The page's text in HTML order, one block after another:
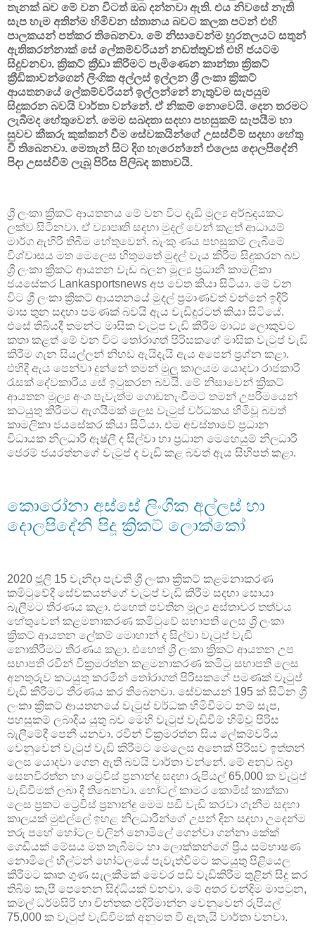
තැනක් බව මේ වන විටත් ඔබ දන්නවා ඇති. එය නිවසේ නැති
සැප හැම අතින්ම හිමිවන ස්තානය බවට කලක පටන් එහි
පාලකයන් පත්කර තිබෙනවා. මේ නිසාවෙන්ම හුරතලයට සතුන්
ඇතිකරන්නාක් සේ ලේකම්වරියන් නඩත්තුවත් එහි ජයටම
සිදුවනවා. ක්‍රිකට් ක්‍රීඩා කිරීමට පැමිණෙන කාන්තා ක්‍රිකට්
ක්‍රීඩිකාවන්ගෙන් ලිංගික අල්ලස් ඉල්ලන ශ්‍රී ලංකා ක්‍රිකට්
ආයතනයේ ලේකම්වරියන් ඉල්ලන්නේ නැතුවම සැපයුම
සිදුකරන බවයි වාර්තා වන්නේ. ඒ නිකම් නොවෙයි. දෙන තරමට
ලැබීමද හේතුවෙන්. මෙම සබදතා සදහා පහසුකම් සැපයීම හා
සුවච කීකරු කුක්කන් වීම සේවකයින්ගේ උසස්වීම් සදහා හේතු
වී තිබෙනවා. මෙතැන් සිට දිග හැරෙන්නේ එලෙස දොලපිදේනි
පිදා උසස්වීම් ලැබූ පිරිස පිලිබද කතාවයි.
ශ්‍රී ලංකා ක්‍රිකට් ආයතනය මේ වන විට දැඩි මූල්‍ය අර්බුදයකට
ලක්ව සිටිනවා. ඒ ව්‍යාපෘති සදහා මුදල් වෙන් කළත් ආධායම්
මාර්ග ඇහිරී තිබීම හේතුවෙන්. බැංකු ණය පහසුකම් ලැබීමේ
විශ්වාසය මත මෙලෙස හිතුමතේ මුදල් වැය කිරීම සිදුකරන බව
ශ්‍රී ලංකා ක්‍රිකට් ආයතන වැඩ බලන මූල්‍ය ප්‍රධානී කාමලිකා
ජයසේකර Lankasportsnews අප වෙත කියා සිටියා. මේ වන
විට ශ්‍රී ලංකා ක්‍රිකට් ආයතනයේ මුදල් ප්‍රමාණවත් වන්නේ ඉදිරි
මාස තුන සදහා පමණක් බවයි ඇය වැඩිදුරටත් කියා සිටියේ.
එසේ තිබියදී තමන්ට මාසික වැටුප වැඩි කිරීම මාධ්‍ය ලොකුවට
කතා කළත් මේ වන විට තෝරාගත් පිරිසකගේ මාසික වැටුප් වැඩි
කිරීම ගැන සියල්ලන් නිහඩ ඇයිදැයි ඇය අපෙන් ප්‍රශ්න කළා.
එහිදී ඇය පෙන්වා දුන්නේ තමන් මුලු කාලයම යොදවා රාජකාරී
රැසක් දේවකාරිය සේ ඉටුකරන බවයි. මේ නිසාවෙන් ක්‍රිකට්
ආයතන මූල්‍ය අංශ පැවැත්ම ගොඩනැංවීමට තමන් උපරිමයෙන්
කටයුතු කිරීමට ඇගයීමක් ලෙස වැටුප් වර්ධකය හිමිවූ බවත්
කාමලිකා ජයසේකර කියා සිටියා. එම අවස්තාවේ ප්‍රධාන
විධායක නිලධාරී ඈෂ්ලී ද සිල්වා හා ප්‍රධාන මෙහෙයුම් නිලධාරී
ජෙරම් ජයරත්නගේ වැටුප් ද වැඩි කළ බවත් ඇය සිහිපත් කළා.
කොරෝනා අස්සේ ලිංගික අල්ලස් හා
දොලපිදේනි පිදූ ක්‍රිකට් ලොක්කෝ
2020 ජූලි 15 වැනිදා පැවති ශ්‍රී ලංකා ක්‍රිකට් කළමනාකරණ
කමිටුවේදී සේවකයන්ගේ වැටුප් වැඩි කිරීම සදහා සොයා
බැලීමට තීරණය කළා. එහෙත් පවතින මූල්‍ය අස්තාවර තත්වය
හේතුවෙන් කළමනාකරණ කමිටුවේ සභාපති ලෙස ශ්‍රී ලංකා
ක්‍රිකට් ආයතන ලේකම් මොහාන් ද සිල්වා වැටුප් වැඩි
නොකිරීමට තීරණය කළා. එහෙත් ශ්‍රී ලංකා ක්‍රිකට් ආයතන උප
සභාපති රවීන් වික්‍රමරත්න කළමනාකරණ කමිටු සභාපති ලෙස
අනතුරුව කටයුතු කරමින් තෝරාගත් පිරිසකගේ පමණක් වැටුප්
වැඩි කිරීමට තීරණය කර තිබෙනවා. සේවකයන් 195 ක් සිටින ශ්‍රී
ලංකා ක්‍රිකට් ආයතනයේ වැටුප් වර්ධක හිමිවීමට නම් සැප,
පහසුකම් ලබාදිය යුතු බව මෙහි වැටුප් වැඩිවීම් හිමිවූ පිරිස
බැලීමේදී පෙනී යනවා. රවීන් වික්‍රමරත්න සිය ලේකම්වරිය
වෙනුවෙන් වැටුප් වැඩි කිරීමට මෙලෙස අනෙක් පිරිසව ඉත්තන්
ලෙස යොදවා ගෙන ඇති බවයි වාර්තා වන්නේ. මේ අනුව බද්‍රා
සෙනවිරත්න හා ට්‍රෙවිස් ප්‍රනාන්දු සදහා රුපියල් 65,000 ක වැටුප්
වැඩිවීමක් ලබා දී තිබෙනවා. හෝටල් කාමර කොමිස් කාක්කා
ලෙස ප්‍රකට ට්‍රෙවිස් ප්‍රනාන්දු මෙම පඩි වැඩි කරවා ගැනීම සදහා
කාලයක් මුළුල්ලේ ඉහළ නිලධාරීන්ගේ උපන් දින සදහා උදෙන්ම
තරු පහේ හෝටල වලින් නොමිලේ ගෙන්වා ගන්නා කේක්
ගෙඩියක් මේසය මත තැබීමට හා ලොක්කන්ගේ ප්‍රිය සම්භාෂණ
නොමිලේ හිල්ටන් හෝටලයේ පැවැත්වීමට කටයුතු පිළියෙල
කිරීමට කෘත ගුණ සැලකීමක් මෙවර පඩි වැඩිකිරීම තුළින් සිදු කර
තිබීම කැපී පෙනෙන සිද්ධියක් වනවා. මේ අතර චන්දිම මාපටුන,
කමල් ධර්මසිරි හා චින්තක එදිරිමාන්න වෙනුවෙන් රුපියල්
75,000 ක වැටුප් වැඩිවීමක් අනුමත වී ඇතැයි වාර්තා වනවා.